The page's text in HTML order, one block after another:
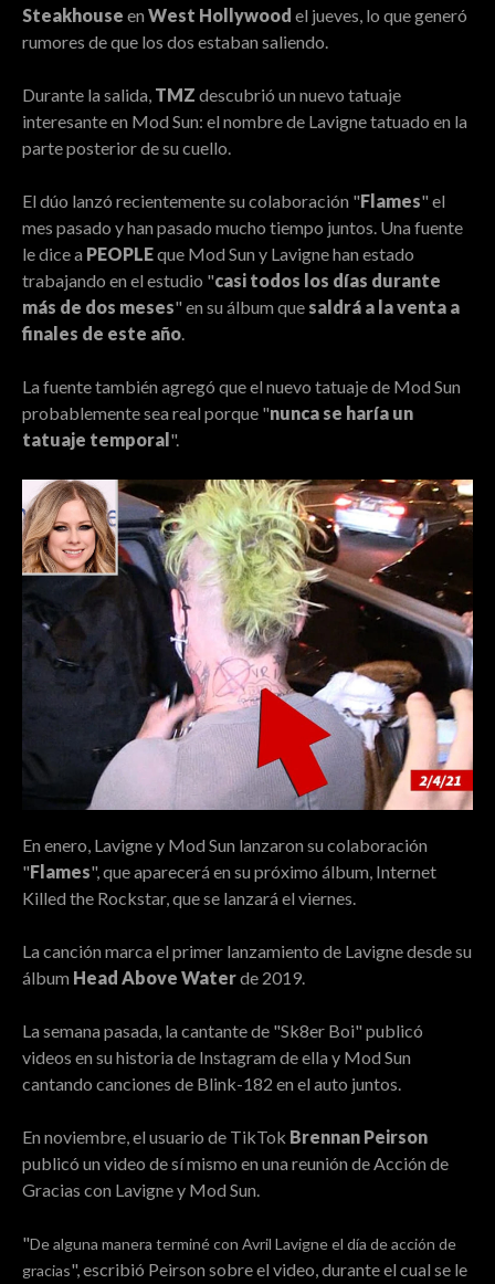
Steakhouse en West Hollywood el jueves, lo que generó
rumores de que los dos estaban saliendo.
Durante la salida, TMZ descubrió un nuevo tatuaje
interesante en Mod Sun: el nombre de Lavigne tatuado en la
parte posterior de su cuello.
El dúo lanzó recientemente su colaboración "Flames" el
mes pasado y han pasado mucho tiempo juntos. Una fuente
le dice a PEOPLEque Mod Sun y Lavigne han estado
trabajando en el estudio "casi todos los días durante
más de dos meses" en su álbum que saldrá a la venta a
finales de este año.
La fuente también agregó que el nuevo tatuaje de Mod Sun
probablemente sea real porque "nunca se haría un
tatuaje temporal".
En enero, Lavigne y Mod Sun lanzaron su colaboración
"Flames", que aparecerá en su próximo álbum, Internet
Killed the Rockstar, que se lanzará el viernes.
La canción marca el primer lanzamiento de Lavigne desde su
álbum Head Above Waterde 2019.
La semana pasada, la cantante de "Sk8er Boi" publicó
videos en su historia de Instagram de ella y Mod Sun
cantando canciones de Blink-182 en el auto juntos.
En noviembre, el usuario de TikTok Brennan Peirson
publicó un video de sí mismo en una reunión de Acción de
Gracias con Lavigne y Mod Sun.
"De alguna manera terminé con Avril Lavigne el día de acción de
gracias", escribió Peirson sobre el video, durante el cual se le